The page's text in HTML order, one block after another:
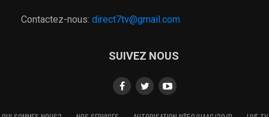
Contactez-nous: direct7tv@gmail.com
SUIVEZ NOUS